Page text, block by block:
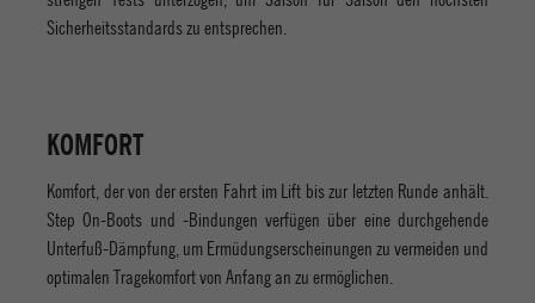
Sicherheitsstandards zu entsprechen.
KOMFORT
Komfort, der von der ersten Fahrt im Lift bis zur letzten Runde anhält.
Step On-Boots und -Bindungen verfügen über eine durchgehende
Unterfuß-Dämpfung, um Ermüdungserscheinungen zu vermeiden und
optimalen Tragekomfort von Anfang an zu ermöglichen.